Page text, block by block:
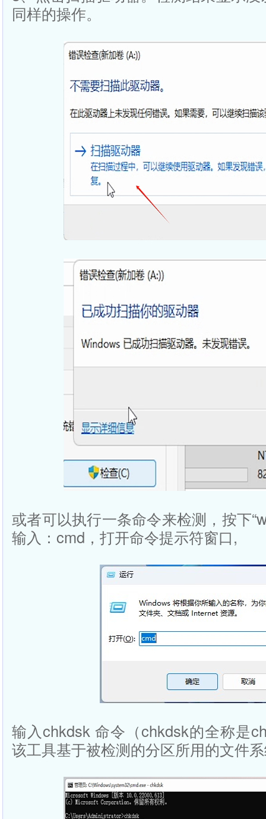
同样的操作。
或者可以执行一条命令来检测，按下
输入：cmd，打开命令提示符窗口,
输入chkdsk 命令（chkdsk的全称是
该工具基于被检测的分区所用的文件